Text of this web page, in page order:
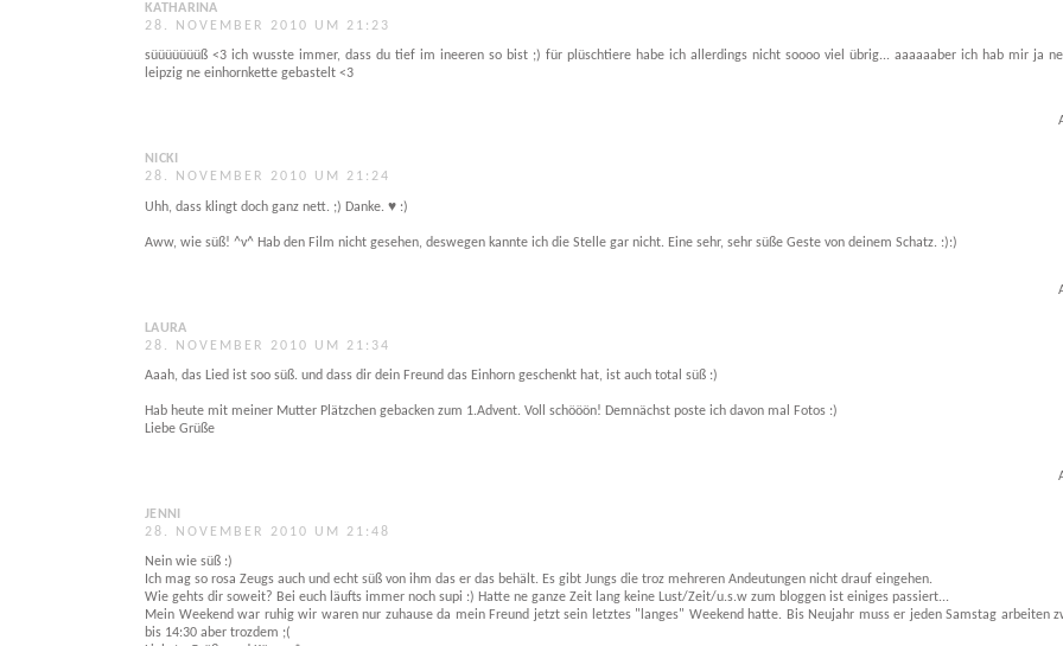
KATHARINA
28. NOVEMBER 2010 UM 21:23
süüüüüüüß <3 ich wusste immer, dass du tief im ineeren so bist ;) für plüschtiere habe ich allerdings nicht soooo viel übrig... aaaaaaber ich hab mir ja
leipzig ne einhornkette gebastelt <3
NICKI
28. NOVEMBER 2010 UM 21:24
Uhh, dass klingt doch ganz nett. ;) Danke. ♥ :)
Aww, wie süß! ^v^ Hab den Film nicht gesehen, deswegen kannte ich die Stelle gar nicht. Eine sehr, sehr süße Geste von deinem Schatz. :):)
LAURA
28. NOVEMBER 2010 UM 21:34
Aaah, das Lied ist soo süß. und dass dir dein Freund das Einhorn geschenkt hat, ist auch total süß :)
Hab heute mit meiner Mutter Plätzchen gebacken zum 1.Advent. Voll schööön! Demnächst poste ich davon mal Fotos :)
Liebe Grüße
JENNI
28. NOVEMBER 2010 UM 21:48
Nein wie süß :)
Ich mag so rosa Zeugs auch und echt süß von ihm das er das behält. Es gibt Jungs die troz mehreren Andeutungen nicht drauf eingehen.
Wie gehts dir soweit? Bei euch läufts immer noch supi :) Hatte ne ganze Zeit lang keine Lust/Zeit/u.s.w zum bloggen ist einiges passiert...
Mein Weekend war ruhig wir waren nur zuhause da mein Freund jetzt sein letztes "langes" Weekend hatte. Bis Neujahr muss er jeden Samstag arbeiten
bis 14:30 aber trozdem ;(